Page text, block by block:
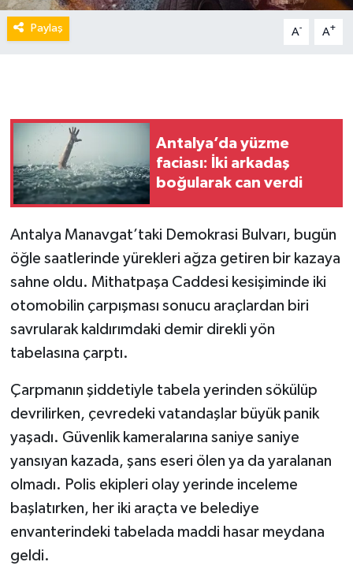
Paylaş A- A+
Antalya’da yüzme
faciası: İki arkadaş
boğularak can verdi
Antalya Manavgat’taki Demokrasi Bulvarı, bugün
öğle saatlerinde yürekleri ağza getiren bir kazaya
sahne oldu. Mithatpaşa Caddesi kesişiminde iki
otomobilin çarpışması sonucu araçlardan biri
savrularak kaldırımdaki demir direkli yön
tabelasına çarptı.
Çarpmanın şiddetiyle tabela yerinden sökülüp
devrilirken, çevredeki vatandaşlar büyük panik
yaşadı. Güvenlik kameralarına saniye saniye
yansıyan kazada, şans eseri ölen ya da yaralanan
olmadı. Polis ekipleri olay yerinde inceleme
başlatırken, her iki araçta ve belediye
envanterindeki tabelada maddi hasar meydana
geldi.